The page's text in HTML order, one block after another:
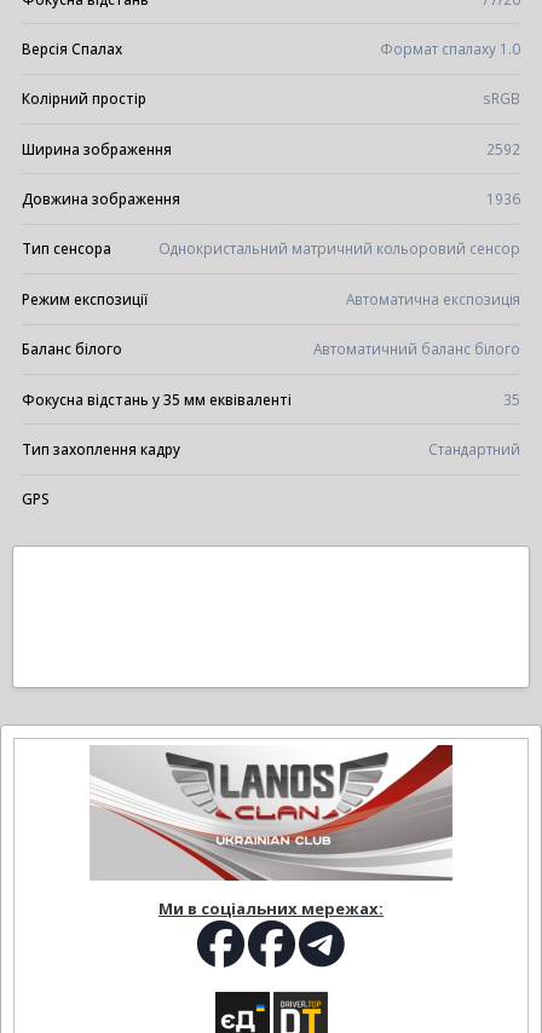
Версія Спалах Формат спалаху 1.0
Колірний простір sRGB
Ширина зображення 2592
Довжина зображення 1936
Тип сенсора Однокристальний матричний кольоровий сенсор
Режим експозиції Автоматична експозиція
Баланс білого Автоматичний баланс білого
Фокусна відстань у 35 мм еквіваленті 35
Тип захоплення кадру Стандартний
GPS
Ми в соціальних мережах: